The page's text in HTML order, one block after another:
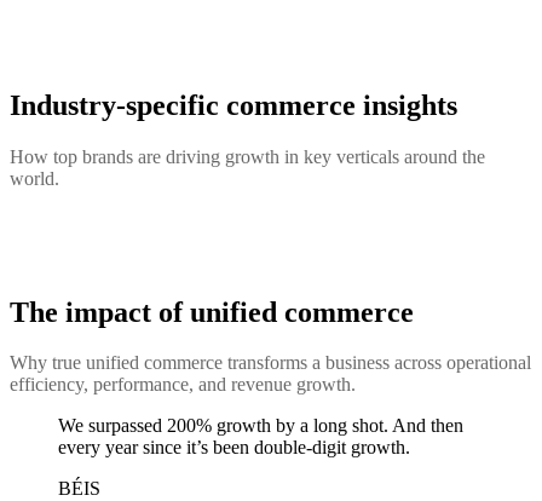
Industry-specific commerce insights
How top brands are driving growth in key verticals around the
world.
The impact of unified commerce
Why true unified commerce transforms a business across operational
efficiency, performance, and revenue growth.
We surpassed 200% growth by a long shot. And then
every year since it’s been double-digit growth.
BÉIS